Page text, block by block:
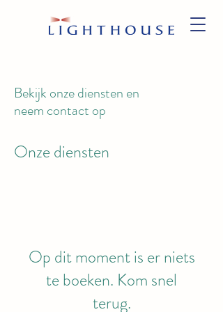
Bekijk onze diensten en
neem contact op
Onze diensten
Op dit moment is er niets
te boeken. Kom snel
terug.